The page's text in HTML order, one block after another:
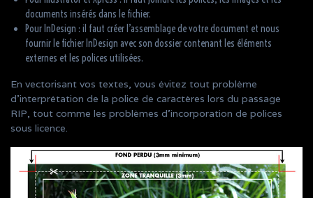
documents insérés dans le fichier.
Pour InDesign : il faut créer l’assemblage de votre document et nous
fournir le fichier InDesign avec son dossier contenant les éléments
externes et les polices utilisées.
En vectorisant vos textes, vous évitez tout problème
d’interprétation de la police de caractères lors du passage
RIP, tout comme les problèmes d’incorporation de polices
sous licence.